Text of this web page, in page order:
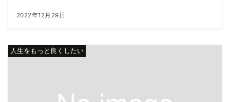
2022年12月29日
人生をもっと良くしたい